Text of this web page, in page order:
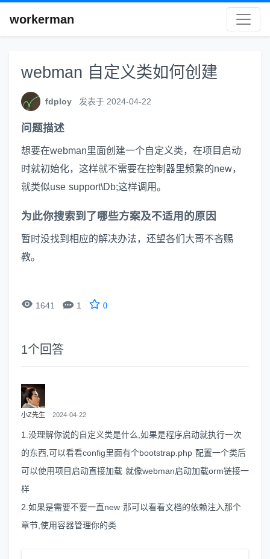
workerman
webman 自定义类如何创建
fdploy 发表于 2024-04-22
问题描述
想要在webman里面创建一个自定义类，在项目启动
时就初始化，这样就不需要在控制器里频繁的new，
就类似use support\Db;这样调用。
为此你搜索到了哪些方案及不适用的原因
暂时没找到相应的解决办法，还望各们大哥不吝赐
教。
 1641  1 0
1个回答
小Z先生 2024-04-22
1.没理解你说的自定义类是什么,如果是程序启动就执行一次
的东西,可以看看config里面有个bootstrap.php 配置一个类后
可以使用项目启动直接加载 就像webman启动加载orm链接一
样
2.如果是需要不要一直new 那可以看看文档的依赖注入那个
章节,使用容器管理你的类